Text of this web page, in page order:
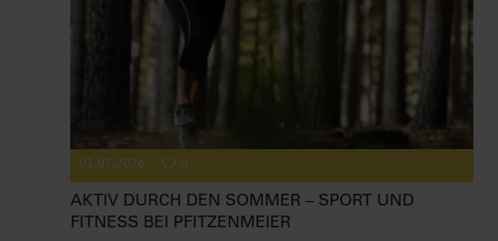
01.07.2026 0
AKTIV DURCH DEN SOMMER – SPORT UND
FITNESS BEI PFITZENMEIER